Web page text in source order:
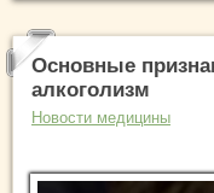
Основные
алкоголизм
Новости медицины